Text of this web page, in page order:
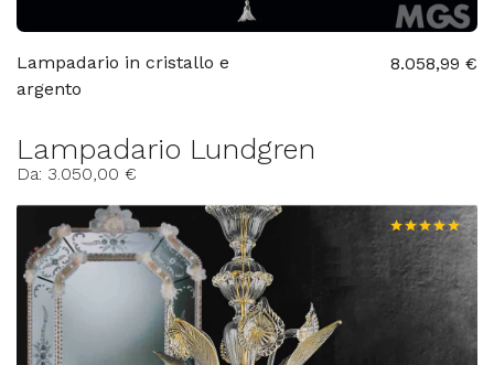
Lampadario in cristallo e
argento
8.058,99 €
Lampadario Lundgren
Da: 3.050,00 €